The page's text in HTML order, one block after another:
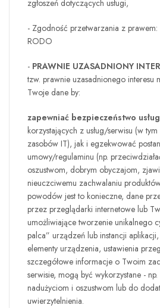
zgłoszeń dotyczących usługi,
- Zgodność przetwarzania z prawem:
RODO
- PRAWNIE UZASADNIONY
tzw. prawnie uzasadnionego interesu
Twoje dane by:
zapewniać bezpieczeństwo
korzystających z usług/serwisu (w
zasobów IT), jak i egzekwować
umowy/regulaminu (np.
oszustwom, dobrym obyczajom,
nieuczciwemu zachwalaniu
powodów jest to konieczne, dane
przez przeglądarki internetowe lub
umożliwiające tworzenie unikalnego
palca” urządzeń lub instancji
elementy urządzenia, ustawienia
szczegółowe informacje o Twoim
serwisie, mogą być wykorzystane -
nadużyciom i oszustwom lub do
uwierzytelnienia.